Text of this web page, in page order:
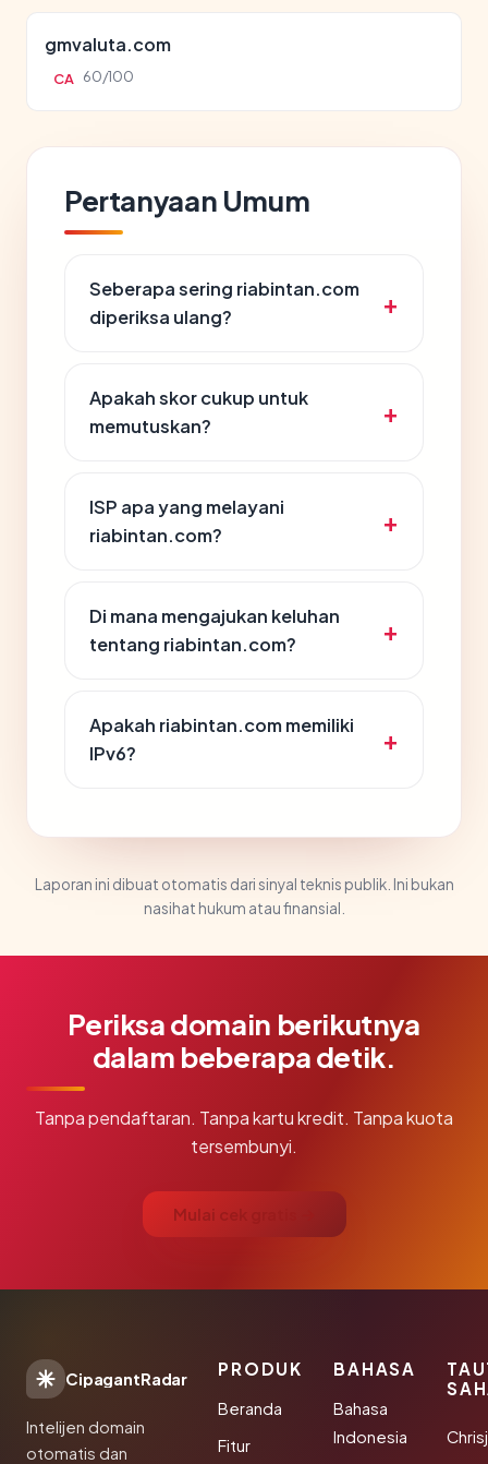
gmvaluta.com
CA 60/100
Pertanyaan Umum
Seberapa sering riabintan.com
diperiksa ulang?
Apakah skor cukup untuk
memutuskan?
ISP apa yang melayani
riabintan.com?
Di mana mengajukan keluhan
tentang riabintan.com?
Apakah riabintan.com memiliki
IPv6?
Laporan ini dibuat otomatis dari sinyal teknis publik. Ini bukan
nasihat hukum atau finansial.
Periksa domain berikutnya
dalam beberapa detik.
Tanpa pendaftaran. Tanpa kartu kredit. Tanpa kuota
tersembunyi.
Mulai cek gratis →
CipagantRadar
Intelijen domain
otomatis dan
PRODUK
Beranda
Fitur
BAHASA
Bahasa
Indonesia